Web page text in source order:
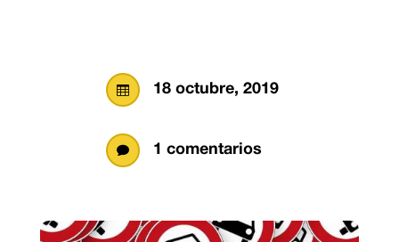
 18 octubre, 2019
 1 comentarios